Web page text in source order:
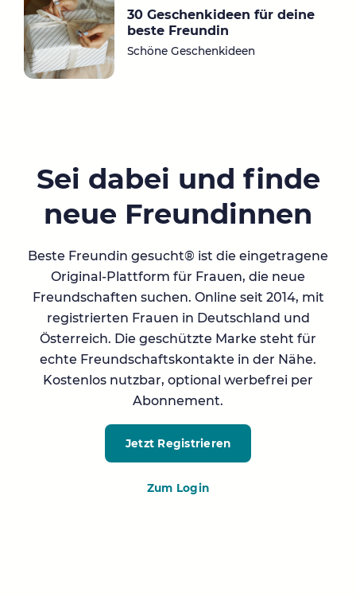
30 Geschenkideen für deine
beste Freundin
Schöne Geschenkideen
Sei dabei und finde
neue Freundinnen
Beste Freundin gesucht® ist die eingetragene
Original-Plattform für Frauen, die neue
Freundschaften suchen. Online seit 2014, mit
registrierten Frauen in Deutschland und
Österreich. Die geschützte Marke steht für
echte Freundschaftskontakte in der Nähe.
Kostenlos nutzbar, optional werbefrei per
Abonnement.
Jetzt Registrieren
Zum Login